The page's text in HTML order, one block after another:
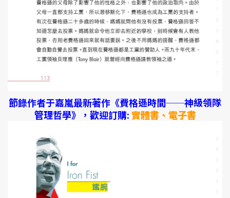
節錄作者于嘉嵐最新著作《費格遜時間──神級領隊
管理哲學》，歡迎訂購:實體書、電子書